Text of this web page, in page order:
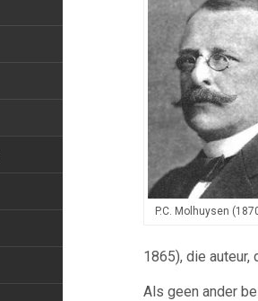
P.C. Molhuysen
1865), die auteur,
Als geen ander